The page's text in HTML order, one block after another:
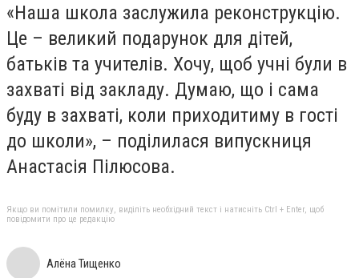
«Наша школа заслужила реконструкцію.
Це – великий подарунок для дітей,
батьків та учителів. Хочу, щоб учні були в
захваті від закладу. Думаю, що і сама
буду в захваті, коли приходитиму в гості
до школи», – поділилася випускниця
Анастасія Пілюсова.
Якщо ви помітили помилку, виділіть необхідний текст і натисніть Ctrl + Enter, щоб
повідомити про це редакцію
Алёна Тищенко